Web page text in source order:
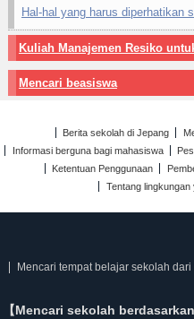
Hal-hal yang harus diperhatikan
Kuliah Manajemen Resiko
Mencari beasiswa
Berita sekolah di Jepang
Informasi berguna bagi mahasiswa
Ketentuan Penggunaan
Tentang
Mencari tempat belajar sekolah
【Mencari sekolah